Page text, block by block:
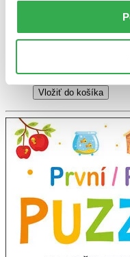
Knihabrožovaná
Túto knihu máme
posledné kusy. Ak ju
Vložiť do košíka